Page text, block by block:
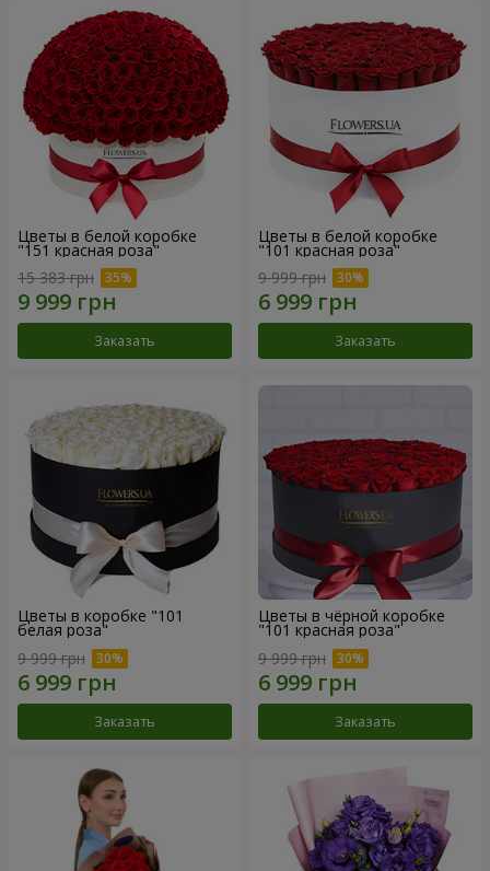
Цветы в белой коробке
"151 красная роза"
15 383 грн
Заказать
Цветы в белой коробке
"101 красная роза"
9 999 грн
Заказать
Цветы в коробке "101
белая роза"
9 999 грн
Заказать
Цветы в чёрной коробке
"101 красная роза"
9 999 грн
Заказать